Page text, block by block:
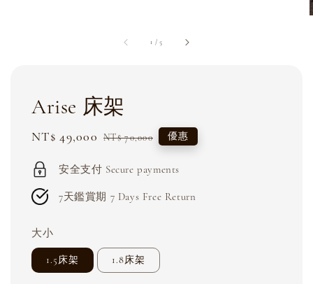
1 /5
Arise 床架
Sale
NT$ 49,000 Regular
NT$ 70,000 優惠
安全支付 Secure payments
7天鑑賞期 7 Days Free Return
大小
1.5床架 1.8床架